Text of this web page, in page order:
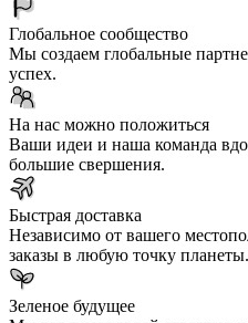
Глобальное сообщество
Мы создаем глобальные
успех.
На нас можно положиться
Ваши идеи и наша команда
большие свершения.
Быстрая доставка
Независимо от вашего
заказы в любую точку планеты.
Зеленое будущее